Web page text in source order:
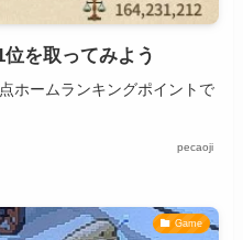
を取ってみよう
ホームランキングポイントで
pecaoji
Game